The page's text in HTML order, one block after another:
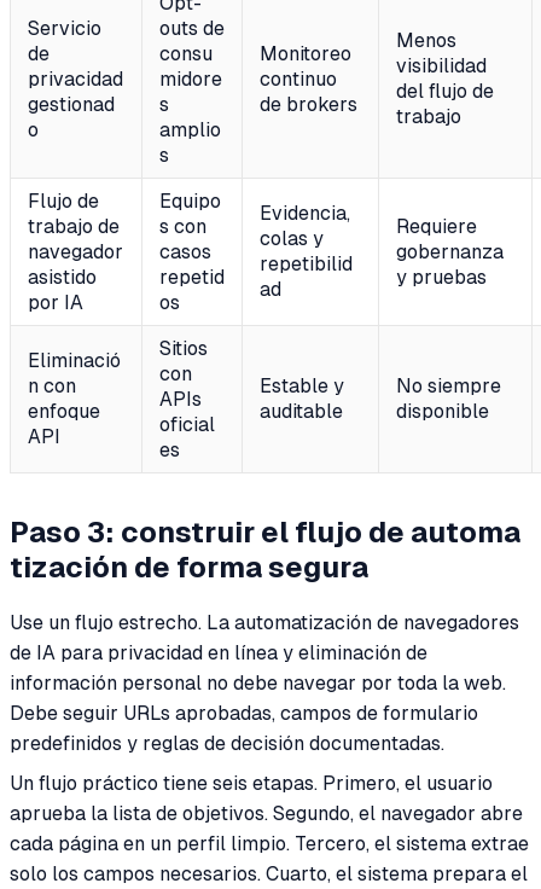
Servicio
de
privacidad
gestionad
o
outs de
consu
midore
s
amplio
s
Monitoreo
continuo
de brokers
Menos
visibilidad
del flujo de
trabajo
Flujo de
trabajo de
navegador
asistido
por IA
Equipo
s con
casos
repetid
os
Evidencia,
colas y
repetibilid
ad
Requiere
gobernanza
y pruebas
Eliminació
n con
enfoque
API
Sitios
con
APIs
oficial
es
Estable y
auditable
No siempre
disponible
Paso 3: construir el flujo de automa
tización de forma segura
Use un flujo estrecho. La automatización de navegadores
de IA para privacidad en línea y eliminación de
información personal no debe navegar por toda la web.
Debe seguir URLs aprobadas, campos de formulario
predefinidos y reglas de decisión documentadas.
Un flujo práctico tiene seis etapas. Primero, el usuario
aprueba la lista de objetivos. Segundo, el navegador abre
cada página en un perfil limpio. Tercero, el sistema extrae
solo los campos necesarios. Cuarto, el sistema prepara el